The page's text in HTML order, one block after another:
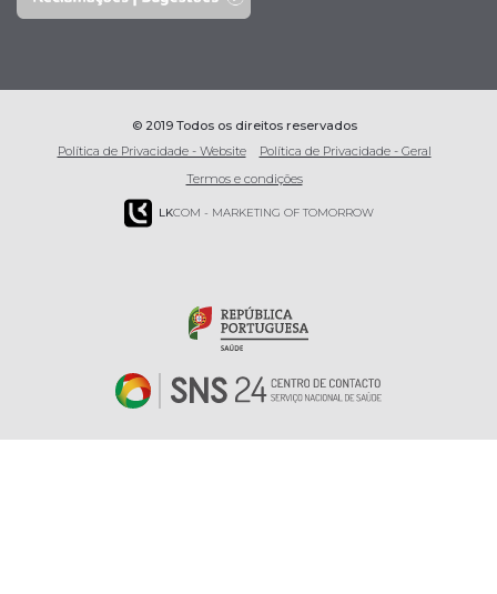
© 2019 Todos os direitos reservados
Política de Privacidade - Website
Política de Privacidade - Geral
Termos e condições
LKCOM - MARKETING OF TOMORROW